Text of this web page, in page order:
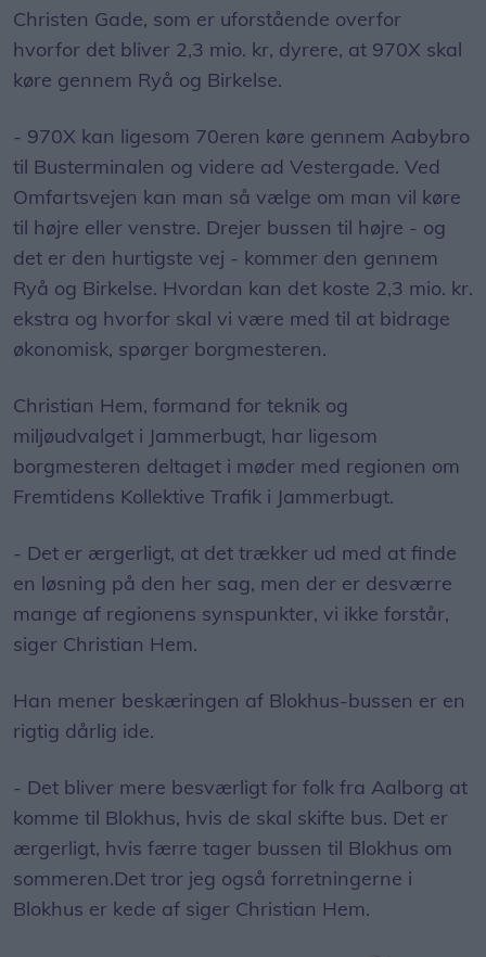
Christen Gade, som er uforstående overfor
hvorfor det bliver 2,3 mio. kr, dyrere, at 970X skal
køre gennem Ryå og Birkelse.
- 970X kan ligesom 70eren køre gennem Aabybro
til Busterminalen og videre ad Vestergade. Ved
Omfartsvejen kan man så vælge om man vil køre
til højre eller venstre. Drejer bussen til højre - og
det er den hurtigste vej - kommer den gennem
Ryå og Birkelse. Hvordan kan det koste 2,3 mio. kr.
ekstra og hvorfor skal vi være med til at bidrage
økonomisk, spørger borgmesteren.
Christian Hem, formand for teknik og
miljøudvalget i Jammerbugt, har ligesom
borgmesteren deltaget i møder med regionen om
Fremtidens Kollektive Trafik i Jammerbugt.
- Det er ærgerligt, at det trækker ud med at finde
en løsning på den her sag, men der er desværre
mange af regionens synspunkter, vi ikke forstår,
siger Christian Hem.
Han mener beskæringen af Blokhus-bussen er en
rigtig dårlig ide.
- Det bliver mere besværligt for folk fra Aalborg at
komme til Blokhus, hvis de skal skifte bus. Det er
ærgerligt, hvis færre tager bussen til Blokhus om
sommeren.Det tror jeg også forretningerne i
Blokhus er kede af siger Christian Hem.